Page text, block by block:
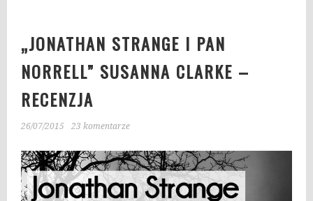
„JONATHAN STRANGE I PAN
NORRELL” SUSANNA CLARKE –
RECENZJA
26/07/2015 23 komentarze